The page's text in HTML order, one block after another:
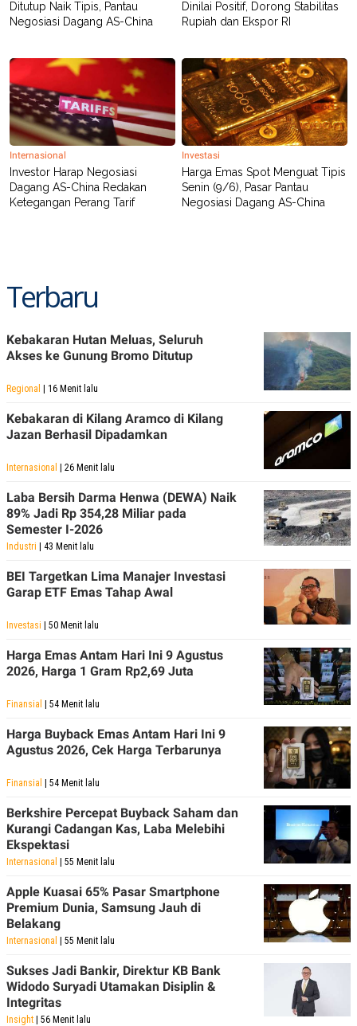
Ditutup Naik Tipis, Pantau
Negosiasi Dagang AS-China
Dinilai Positif, Dorong Stabilitas
Rupiah dan Ekspor RI
Internasional
Investor Harap Negosiasi
Dagang AS-China Redakan
Ketegangan Perang Tarif
Investasi
Harga Emas Spot Menguat Tipis
Senin (9/6), Pasar Pantau
Negosiasi Dagang AS-China
Terbaru
Kebakaran Hutan Meluas, Seluruh
Akses ke Gunung Bromo Ditutup
Regional | 16 Menit lalu
Kebakaran di Kilang Aramco di Kilang
Jazan Berhasil Dipadamkan
Internasional | 26 Menit lalu
Laba Bersih Darma Henwa (DEWA) Naik
89% Jadi Rp 354,28 Miliar pada
Semester I-2026
Industri | 43 Menit lalu
BEI Targetkan Lima Manajer Investasi
Garap ETF Emas Tahap Awal
Investasi | 50 Menit lalu
Harga Emas Antam Hari Ini 9 Agustus
2026, Harga 1 Gram Rp2,69 Juta
Finansial | 54 Menit lalu
Harga Buyback Emas Antam Hari Ini 9
Agustus 2026, Cek Harga Terbarunya
Finansial | 54 Menit lalu
Berkshire Percepat Buyback Saham dan
Kurangi Cadangan Kas, Laba Melebihi
Ekspektasi
Internasional | 55 Menit lalu
Apple Kuasai 65% Pasar Smartphone
Premium Dunia, Samsung Jauh di
Belakang
Internasional | 55 Menit lalu
Sukses Jadi Bankir, Direktur KB Bank
Widodo Suryadi Utamakan Disiplin &
Integritas
Insight | 56 Menit lalu